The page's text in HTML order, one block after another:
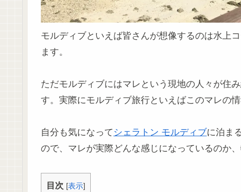
モルディブといえば皆さんが想像するのは水上
ます。
ただモルディブにはマレという現地の人々が住
す。実際にモルディブ旅行といえばこのマレの
自分も気になって シェラトン モルディブに泊ま
ので、マレが実際どんな感じになっているのか
目次 [表示]